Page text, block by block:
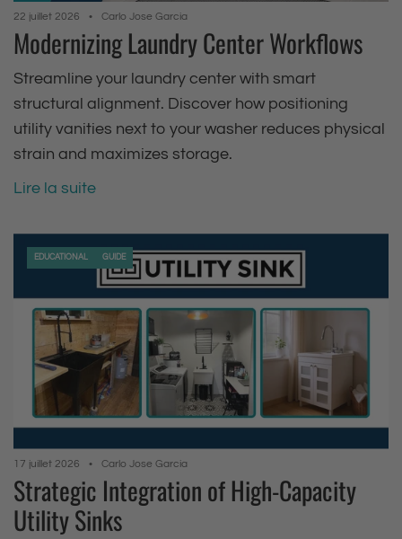
22 juillet 2026 Carlo Jose Garcia
Modernizing Laundry Center Workflows
Streamline your laundry center with smart
structural alignment. Discover how positioning
utility vanities next to your washer reduces physical
strain and maximizes storage.
Lire la suite
EDUCATIONAL GUIDE
17 juillet 2026 Carlo Jose Garcia
Strategic Integration of High-Capacity
Utility Sinks